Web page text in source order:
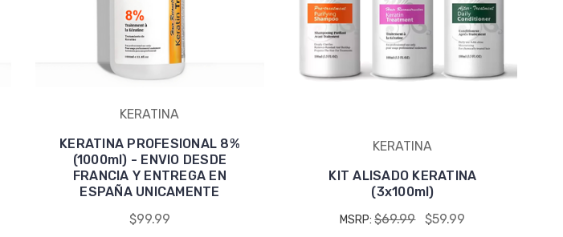
KERATINA
KERATINA PROFESIONAL 8%
(1000ml) - ENVIO DESDE
FRANCIA Y ENTREGA EN
ESPAÑA UNICAMENTE
$99.99
KERATINA
KIT ALISADO KERATINA
(3x100ml)
MSRP:$69.99 $59.99